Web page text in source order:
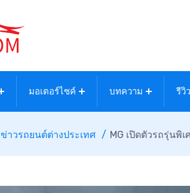
มอเตอร์ไซค์ บทความ รีวิ
ข่าวรถยนต์ต่างประเทศ MG เปิดตัวรถรุ่นพิ